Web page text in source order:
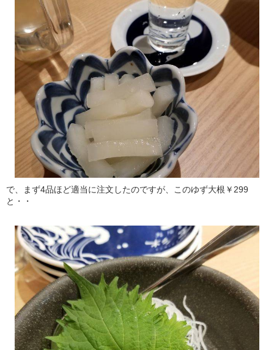
で、まず4品ほど適当に注文したのですが、このゆず大根￥299
と・・